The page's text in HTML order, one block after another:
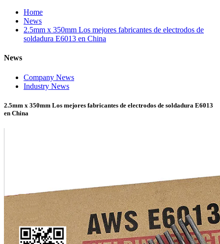
Home
News
2.5mm x 350mm Los mejores fabricantes de electrodos de
soldadura E6013 en China
News
Company News
Industry News
2.5mm x 350mm Los mejores fabricantes de electrodos de soldadura E6013
en China